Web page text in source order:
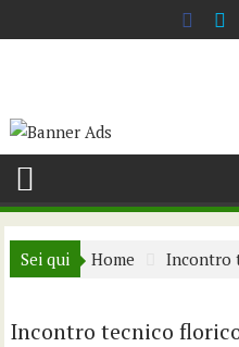
to
Sei qui Home Incontro
Incontro tecnico